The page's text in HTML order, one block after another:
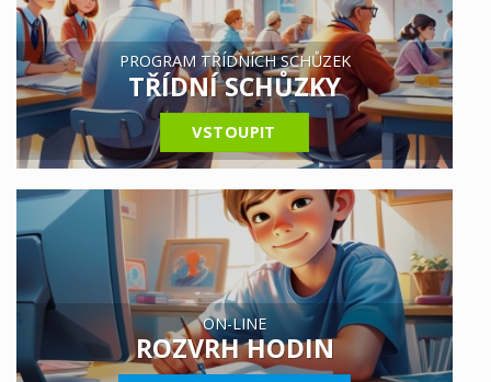
PROGRAM TŘÍDNÍCH SCHŮZEK
TŘÍDNÍ SCHŮZKY
VSTOUPIT
ON-LINE
ROZVRH HODIN